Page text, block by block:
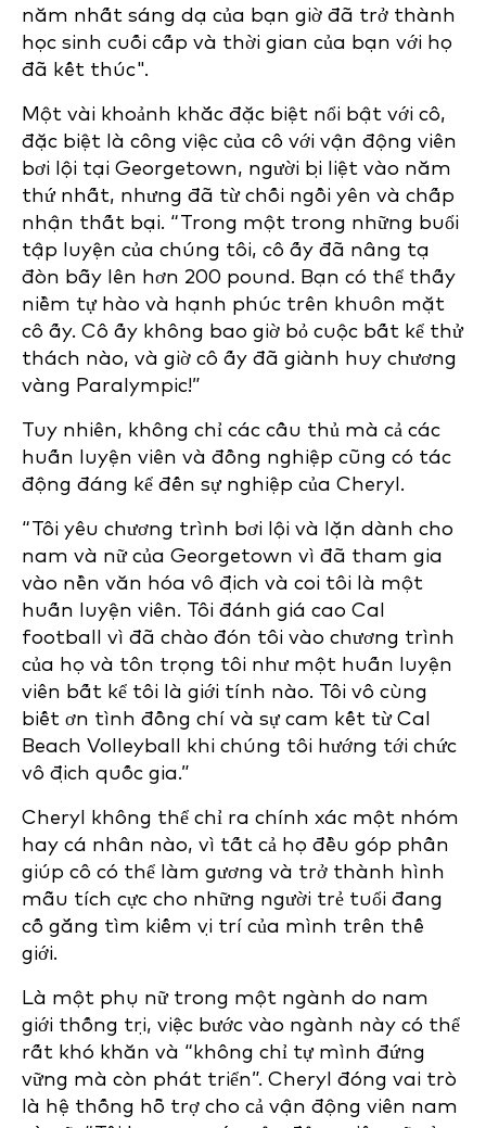
năm nhất sáng dạ của bạn giờ đã trở thành
học sinh cuối cấp và thời gian của bạn với họ
đã kết thúc".
Một vài khoảnh khắc đặc biệt nổi bật với cô,
đặc biệt là công việc của cô với vận động viên
bơi lội tại Georgetown, người bị liệt vào năm
thứ nhất, nhưng đã từ chối ngồi yên và chấp
nhận thất bại. “Trong một trong những buổi
tập luyện của chúng tôi, cô ấy đã nâng tạ
đòn bẫy lên hơn 200 pound. Bạn có thể thấy
niềm tự hào và hạnh phúc trên khuôn mặt
cô ấy. Cô ấy không bao giờ bỏ cuộc bất kể thử
thách nào, và giờ cô ấy đã giành huy chương
vàng Paralympic!”
Tuy nhiên, không chỉ các cầu thủ mà cả các
huấn luyện viên và đồng nghiệp cũng có tác
động đáng kể đến sự nghiệp của Cheryl.
“Tôi yêu chương trình bơi lội và lặn dành cho
nam và nữ của Georgetown vì đã tham gia
vào nền văn hóa vô địch và coi tôi là một
huấn luyện viên. Tôi đánh giá cao Cal
football vì đã chào đón tôi vào chương trình
của họ và tôn trọng tôi như một huấn luyện
viên bất kể tôi là giới tính nào. Tôi vô cùng
biết ơn tình đồng chí và sự cam kết từ Cal
Beach Volleyball khi chúng tôi hướng tới chức
vô địch quốc gia.”
Cheryl không thể chỉ ra chính xác một nhóm
hay cá nhân nào, vì tất cả họ đều góp phần
giúp cô có thể làm gương và trở thành hình
mẫu tích cực cho những người trẻ tuổi đang
cố gắng tìm kiếm vị trí của mình trên thế
giới.
Là một phụ nữ trong một ngành do nam
giới thống trị, việc bước vào ngành này có thể
rất khó khăn và “không chỉ tự mình đứng
vững mà còn phát triển”. Cheryl đóng vai trò
là hệ thống hỗ trợ cho cả vận động viên nam